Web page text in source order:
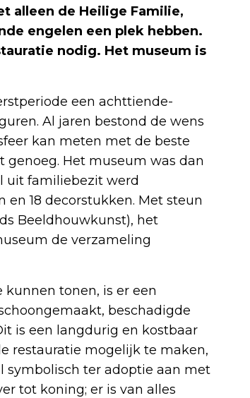
alleen de Heilige Familie,
engelen een plek hebben.
nodig. Het museum is
een achttiende-
Al jaren bestond de wens
kan meten met de beste
genoeg. Het museum was dan
uit familiebezit werd
18 decorstukken. Met steun
Beeldhouwkunst), het
de verzameling
tonen, is er een
beschadigde
is een langdurig en kostbaar
restauratie mogelijk te maken,
ter adoptie aan met
tot koning; er is van alles